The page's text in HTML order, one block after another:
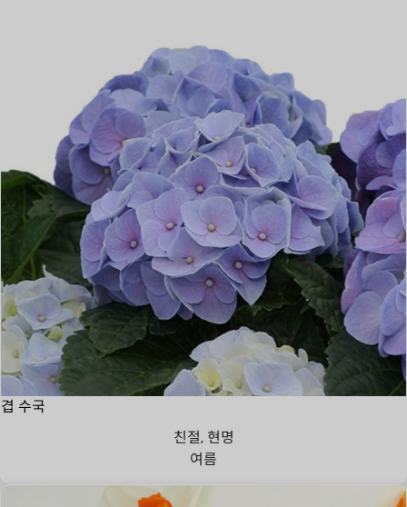
겹 수국
친절, 현명
여름